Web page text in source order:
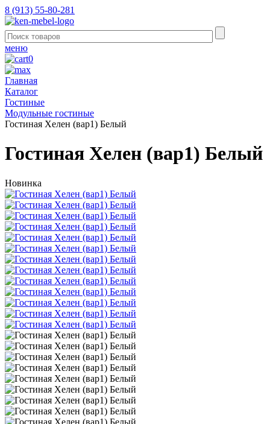
8 (913) 55-80-281
меню
0
Главная
Каталог
Гостиные
Модульные гостиные
Гостиная Хелен (вар1) Белый
Гостиная Хелен (вар1) Белый
Новинка